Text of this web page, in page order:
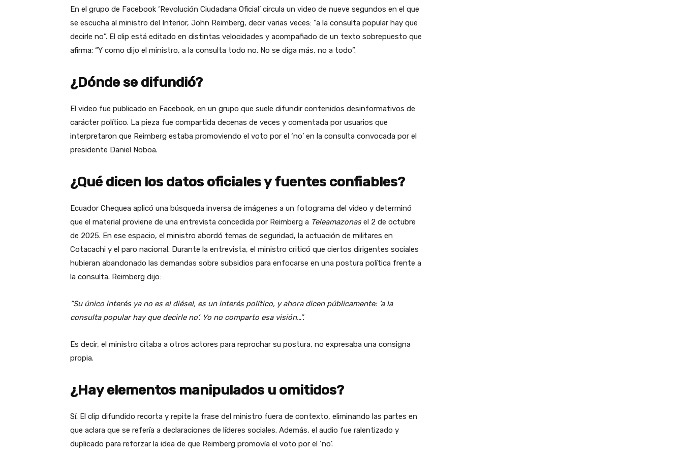
En el grupo de Facebook ‘Revolución Ciudadana Oficial’ circula un video de nueve segundos en el que
se escucha al ministro del Interior, John Reimberg, decir varias veces: “a la consulta popular hay que
decirle no”. El clip está editado en distintas velocidades y acompañado de un texto sobrepuesto que
afirma: “Y como dijo el ministro, a la consulta todo no. No se diga más, no a todo”.
¿Dónde se difundió?
El video fue publicado en Facebook, en un grupo que suele difundir contenidos desinformativos de
carácter político. La pieza fue compartida decenas de veces y comentada por usuarios que
interpretaron que Reimberg estaba promoviendo el voto por el ‘no’ en la consulta convocada por el
presidente Daniel Noboa.
¿Qué dicen los datos oficiales y fuentes confiables?
Ecuador Chequea aplicó una búsqueda inversa de imágenes a un fotograma del video y determinó
que el material proviene de una entrevista concedida por Reimberg a Teleamazonasel 2 de octubre
de 2025. En ese espacio, el ministro abordó temas de seguridad, la actuación de militares en
Cotacachi y el paro nacional. Durante la entrevista, el ministro criticó que ciertos dirigentes sociales
hubieran abandonado las demandas sobre subsidios para enfocarse en una postura política frente a
la consulta. Reimberg dijo:
“Su único interés ya no es el diésel, es un interés político, y ahora dicen públicamente: ‘a la
consulta popular hay que decirle no’. Yo no comparto esa visión…”.
Es decir, el ministro citaba a otros actores para reprochar su postura, no expresaba una consigna
propia.
¿Hay elementos manipulados u omitidos?
Sí. El clip difundido recorta y repite la frase del ministro fuera de contexto, eliminando las partes en
que aclara que se refería a declaraciones de líderes sociales. Además, el audio fue ralentizado y
duplicado para reforzar la idea de que Reimberg promovía el voto por el ‘no’.